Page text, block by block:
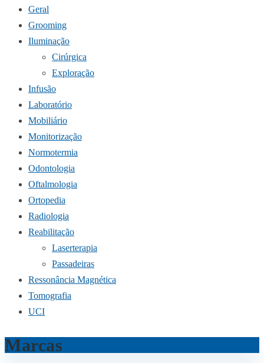
Geral
Grooming
Iluminação
Cirúrgica
Exploração
Infusão
Laboratório
Mobiliário
Monitorização
Normotermia
Odontologia
Oftalmologia
Ortopedia
Radiologia
Reabilitação
Laserterapia
Passadeiras
Ressonância Magnética
Tomografia
UCI
Marcas